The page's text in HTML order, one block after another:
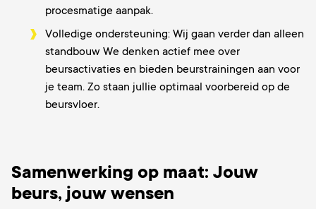
procesmatige aanpak.
Volledige ondersteuning: Wij gaan verder dan alleen
standbouw We denken actief mee over
beursactivaties en bieden beurstrainingen aan voor
je team. Zo staan jullie optimaal voorbereid op de
beursvloer.
Samenwerking op maat: Jouw
beurs, jouw wensen